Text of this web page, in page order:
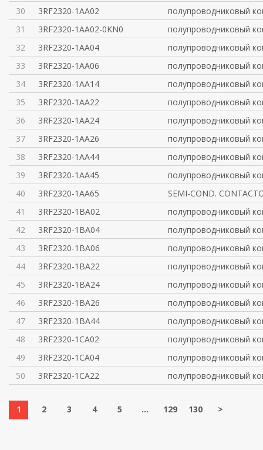
30
3RF2320-1AA02
полупроводниковый
31
3RF2320-1AA02-0KN0
полупроводниковый
32
3RF2320-1AA04
полупроводниковый
33
3RF2320-1AA06
полупроводниковый
34
3RF2320-1AA14
полупроводниковый
35
3RF2320-1AA22
полупроводниковый
36
3RF2320-1AA24
полупроводниковый
37
3RF2320-1AA26
полупроводниковый
38
3RF2320-1AA44
полупроводниковый
39
3RF2320-1AA45
полупроводниковый
40
3RF2320-1AA65
SEMI-COND.
41
3RF2320-1BA02
полупроводниковый
42
3RF2320-1BA04
полупроводниковый
43
3RF2320-1BA06
полупроводниковый
44
3RF2320-1BA22
полупроводниковый
45
3RF2320-1BA24
полупроводниковый
46
3RF2320-1BA26
полупроводниковый
47
3RF2320-1BA44
полупроводниковый
48
3RF2320-1CA02
полупроводниковый
49
3RF2320-1CA04
полупроводниковый
50
3RF2320-1CA22 полупроводниковый
1 2 3 4 5 ... 129 130 >